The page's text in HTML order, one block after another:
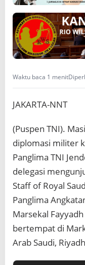
e
n
g
a
n
a
n
l
m
a
M
i
l
i
t
e
r
K
r
a
Waktu baca 1 menit
JAKARTA-NNT
(Puspen TNI).
diplomasi militer
Panglima TNI
delegasi
Staff of Royal
Panglima
Marsekal
bertempat di
Arab Saudi,